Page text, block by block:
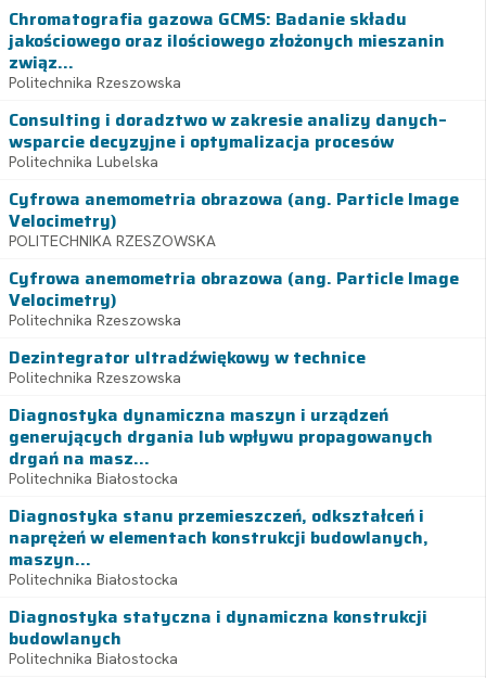
Chromatografia gazowa GCMS: Badanie składu
jakościowego oraz ilościowego złożonych mieszanin
związ...
Politechnika Rzeszowska
Consulting i doradztwo w zakresie analizy danych–
wsparcie decyzyjne i optymalizacja procesów
Politechnika Lubelska
Cyfrowa anemometria obrazowa (ang. Particle Image
Velocimetry)
POLITECHNIKA RZESZOWSKA
Cyfrowa anemometria obrazowa (ang. Particle Image
Velocimetry)
Politechnika Rzeszowska
Dezintegrator ultradźwiękowy w technice
Politechnika Rzeszowska
Diagnostyka dynamiczna maszyn i urządzeń
generujących drgania lub wpływu propagowanych
drgań na masz...
Politechnika Białostocka
Diagnostyka stanu przemieszczeń, odkształceń i
naprężeń w elementach konstrukcji budowlanych,
maszyn...
Politechnika Białostocka
Diagnostyka statyczna i dynamiczna konstrukcji
budowlanych
Politechnika Białostocka